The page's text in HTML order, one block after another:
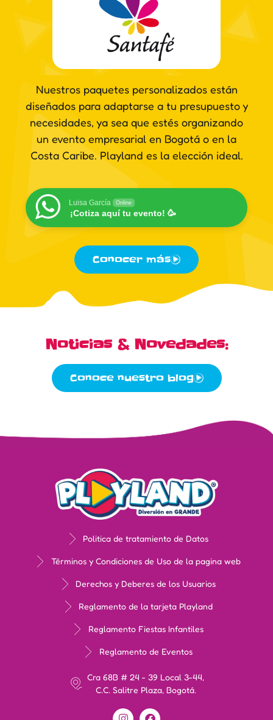
Nuestros paquetes personalizados están
diseñados para adaptarse a tu presupuesto y
necesidades, ya sea que estés organizando
un evento empresarial en Bogotá o en la
Costa Caribe. Playland es la elección ideal.
Luisa García Online
¡Cotiza aquí tu evento! 🥳
Conocer más
Noticias & Novedades:
Conoce nuestro blog
Cra 68B # 24 - 39 Local 3-44,
C.C. Salitre Plaza, Bogotá.
Politica de tratamiento de Datos
Términos y Condiciones de Uso de la pagina web
Derechos y Deberes de los Usuarios
Reglamento de la tarjeta Playland
Reglamento Fiestas Infantiles
Reglamento de Eventos